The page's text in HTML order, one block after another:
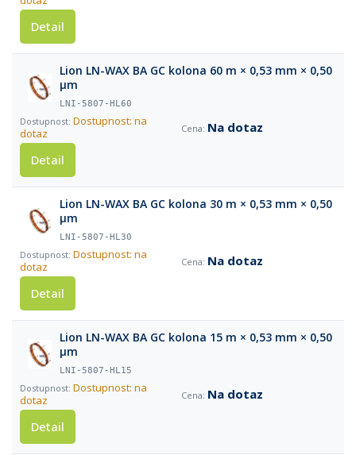
Detail
Lion LN-WAX BA GC kolona 60 m × 0,53 mm × 0,50
µm
LNI-5807-HL60
Dostupnost: na
dotaz
Na dotaz
Detail
Lion LN-WAX BA GC kolona 30 m × 0,53 mm × 0,50
µm
LNI-5807-HL30
Dostupnost: na
dotaz
Na dotaz
Detail
Lion LN-WAX BA GC kolona 15 m × 0,53 mm × 0,50
µm
LNI-5807-HL15
Dostupnost: na
dotaz
Na dotaz
Detail